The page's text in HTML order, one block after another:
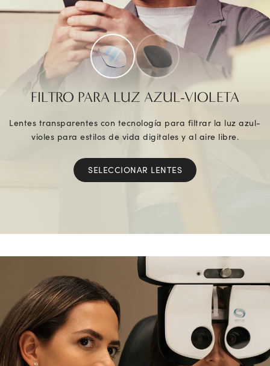
FILTRO PARA LUZ AZUL-VIOLETA
Lentes transparentes con tecnología para filtrar la luz azul-
violes para estilos de vida digitales y al aire libre.
SELECCIONAR LENTES